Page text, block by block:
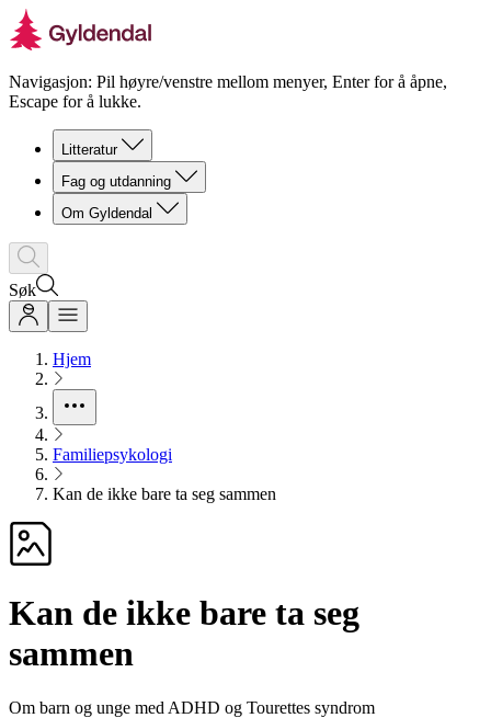
Navigasjon: Pil høyre/venstre mellom menyer, Enter for å åpne,
Escape for å lukke.
Litteratur
Fag og utdanning
Om Gyldendal
Søk
Hjem
Familiepsykologi
Kan de ikke bare ta seg sammen
Kan de ikke bare ta seg
sammen
Om barn og unge med ADHD og Tourettes syndrom